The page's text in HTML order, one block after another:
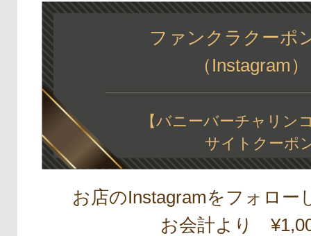
ファンクラクーポ
（
【バニーバーチャリン
サイトクーポ
お店のInstagramをフォロー
お会計より